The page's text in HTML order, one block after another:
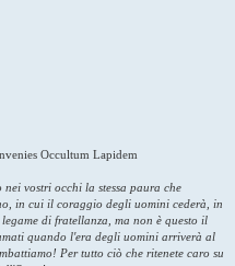
Occultum Lapidem
vostri occhi la stessa paura che
in cui il coraggio degli uomini cederà, in
di fratellanza, ma non è questo il
quando l'era degli uomini arriverà al
Per tutto ciò che ritenete caro su